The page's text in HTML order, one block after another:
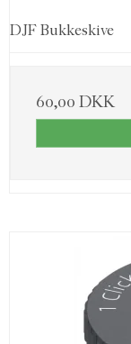
DJF Bukkeskive
60,00 DKK